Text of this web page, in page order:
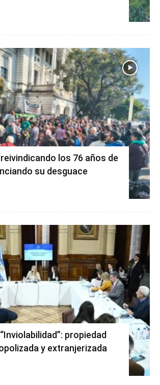
los 76 años de
su desguace
propiedad
y extranjerizada